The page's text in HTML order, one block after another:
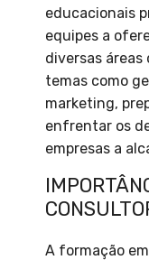
educacionais
equipes a
diversas áreas
temas como
marketing,
enfrentar os
empresas a
A formação